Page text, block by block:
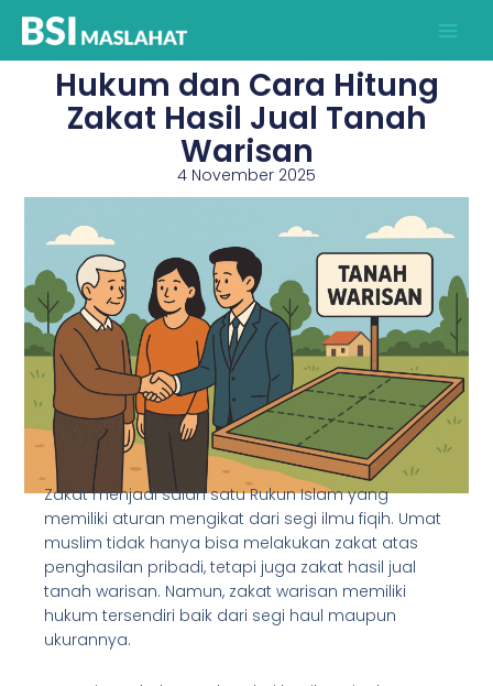
Lewati
Hukum dan Cara Hitung
Zakat Hasil Jual Tanah
Warisan
4 November 2025
Zakat menjadi salah satu Rukun Islam yang
memiliki aturan mengikat dari segi ilmu fiqih. Umat
muslim tidak hanya bisa melakukan zakat atas
penghasilan pribadi, tetapi juga zakat hasil jual
tanah warisan. Namun, zakat warisan memiliki
hukum tersendiri baik dari segi haul maupun
ukurannya.